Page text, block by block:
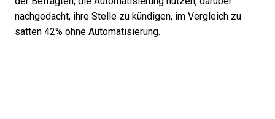
nachgedacht, ihre Stelle zu kündigen, im Vergleich zu
satten 42% ohne Automatisierung.